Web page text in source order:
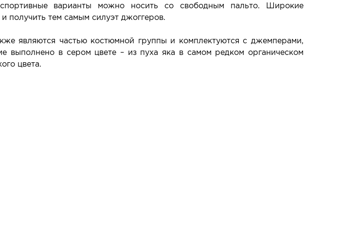
варианты можно носить со свободным пальто. Широкие
получить тем самым силуэт джоггеров.
являются частью костюмной группы и комплектуются с джемперами,
выполнено в сером цвете – из пуха яка в самом редком органическом
цвета.